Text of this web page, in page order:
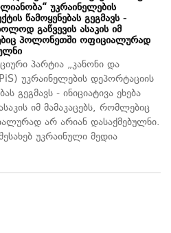
უკრაინელების
წამოყენებას გეგმავს -
გაწვევის ასაკის იმ
პოლონეთში ოფიციალურად
პარტია „კანონი და
უკრაინელების დეპორტაციის
გეგმავს - ინიციატივა ეხება
იმ მამაკაცებს, რომლებიც
არ არიან დასაქმებულნი.
უკრაინული მედია